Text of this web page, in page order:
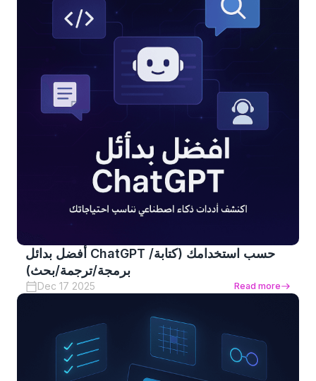
أفضل بدائل ChatGPT حسب استخدامك (كتابة/
برمجة/ترجمة/بحث)
Dec 17 2025 Read more